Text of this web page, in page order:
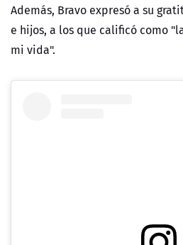
Además, Bravo expresó a su
e hijos, a los que calificó como
mi vida".